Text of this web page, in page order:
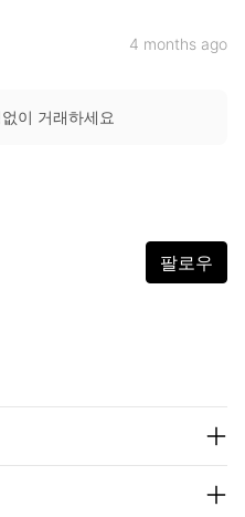
4 months ago
이 거래하세요
팔로우